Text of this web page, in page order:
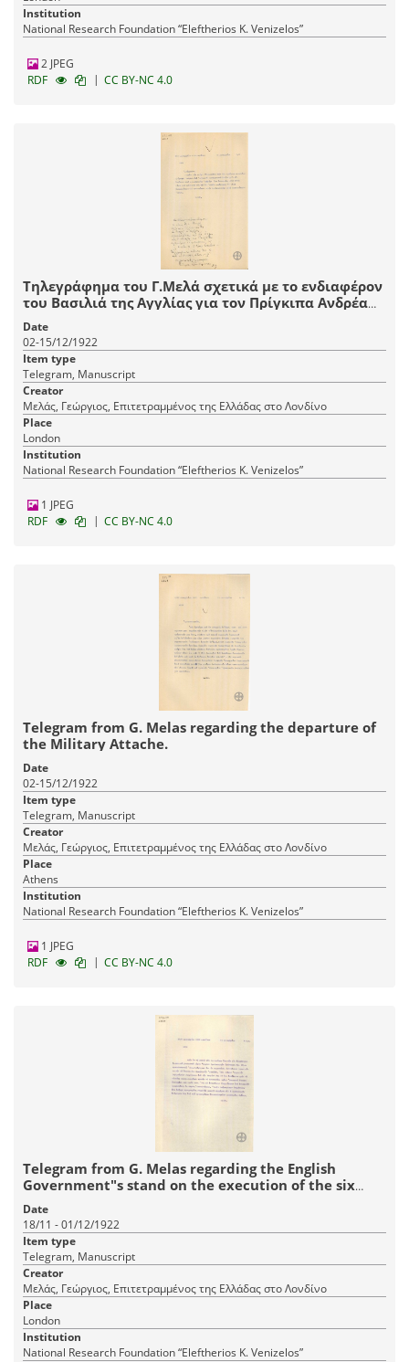
Institution
National Research Foundation “Eleftherios K. Venizelos”
2 JPEG
RDF
| CC BY-NC 4.0
Τηλεγράφημα του Γ.Μελά σχετικά με το ενδιαφέρον
του Βασιλιά της Αγγλίας για τον Πρίγκιπα Ανδρέα
και την κατάσταση στην Ελλάδα.
Date
02-15/12/1922
Item type
Telegram, Manuscript
Creator
Μελάς, Γεώργιος, Επιτετραμμένος της Ελλάδας στο Λονδίνο
Place
London
Institution
National Research Foundation “Eleftherios K. Venizelos”
1 JPEG
RDF
| CC BY-NC 4.0
Telegram from G. Melas regarding the departure of
the Military Attache.
Date
02-15/12/1922
Item type
Telegram, Manuscript
Creator
Μελάς, Γεώργιος, Επιτετραμμένος της Ελλάδας στο Λονδίνο
Place
Athens
Institution
National Research Foundation “Eleftherios K. Venizelos”
1 JPEG
RDF
| CC BY-NC 4.0
Telegram from G. Melas regarding the English
Government"s stand on the execution of the six
former Greek Ministers.
Date
18/11 - 01/12/1922
Item type
Telegram, Manuscript
Creator
Μελάς, Γεώργιος, Επιτετραμμένος της Ελλάδας στο Λονδίνο
Place
London
Institution
National Research Foundation “Eleftherios K. Venizelos”